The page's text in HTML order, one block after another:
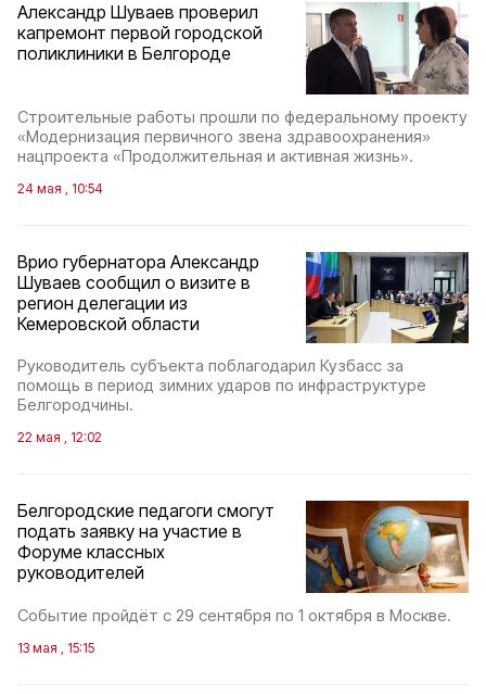
Александр Шуваев проверил
капремонт первой городской
поликлиники в Белгороде
Строительные работы прошли по федеральному проекту
«Модернизация первичного звена здравоохранения»
нацпроекта «Продолжительная и активная жизнь».
24 мая , 10:54
Врио губернатора Александр
Шуваев сообщил о визите в
регион делегации из
Кемеровской области
Руководитель субъекта поблагодарил Кузбасс за
помощь в период зимних ударов по инфраструктуре
Белгородчины.
22 мая , 12:02
Белгородские педагоги смогут
подать заявку на участие в
Форуме классных
руководителей
Событие пройдёт с 29 сентября по 1 октября в Москве.
13 мая , 15:15